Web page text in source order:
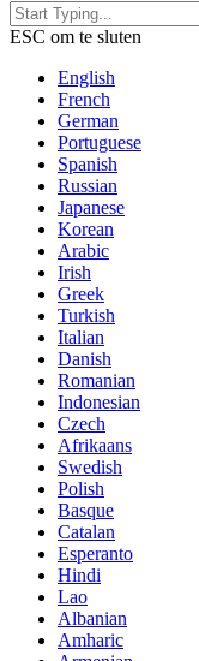
ESC om te sluten
English
French
German
Portuguese
Spanish
Russian
Japanese
Korean
Arabic
Irish
Greek
Turkish
Italian
Danish
Romanian
Indonesian
Czech
Afrikaans
Swedish
Polish
Basque
Catalan
Esperanto
Hindi
Lao
Albanian
Amharic